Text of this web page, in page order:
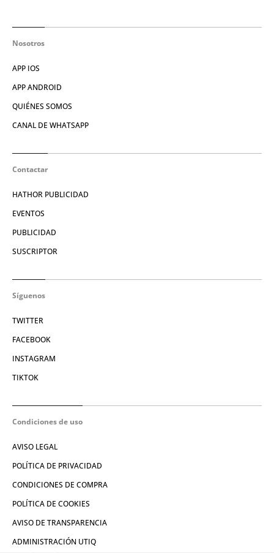
Nosotros
APP IOS
APP ANDROID
QUIÉNES SOMOS
CANAL DE WHATSAPP
Contactar
HATHOR PUBLICIDAD
EVENTOS
PUBLICIDAD
SUSCRIPTOR
Síguenos
TWITTER
FACEBOOK
INSTAGRAM
TIKTOK
Condiciones de uso
AVISO LEGAL
POLÍTICA DE PRIVACIDAD
CONDICIONES DE COMPRA
POLÍTICA DE COOKIES
AVISO DE TRANSPARENCIA
ADMINISTRACIÓN UTIQ